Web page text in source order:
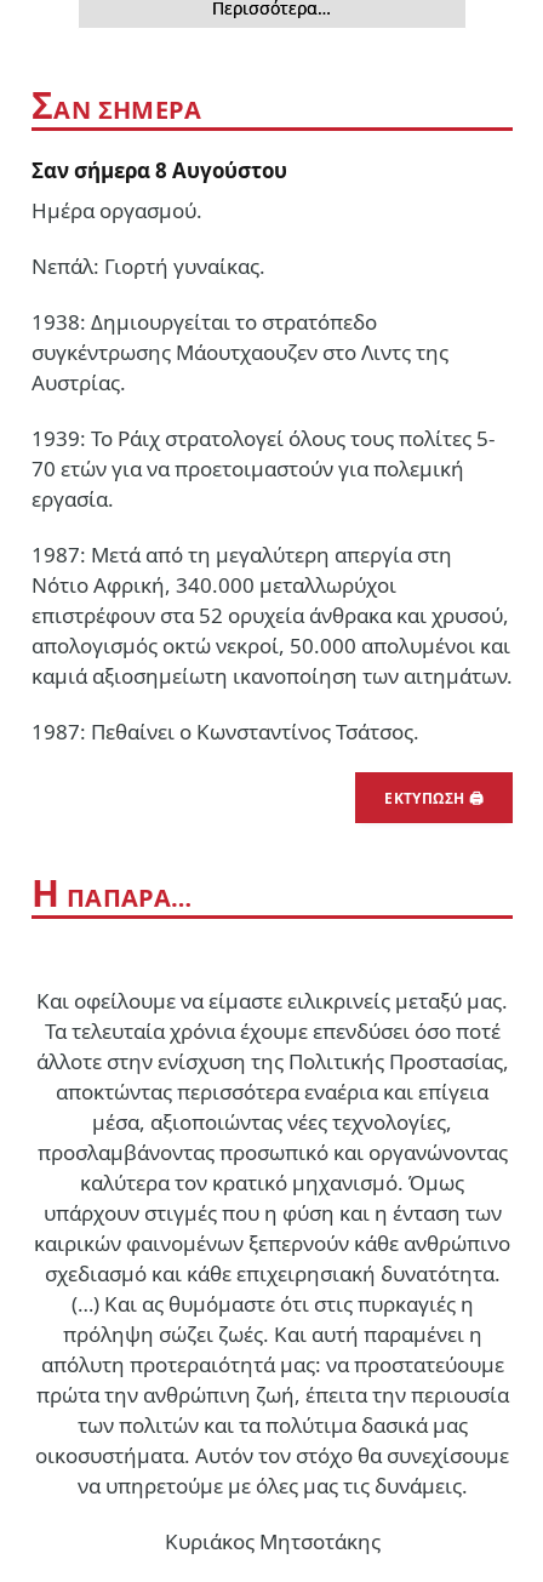
Περισσότερα…
ΣΑΝ ΣΗΜΕΡΑ
Σαν σήμερα 8 Αυγούστου
Ημέρα οργασμού.
Νεπάλ: Γιορτή γυναίκας.
1938: Δημιουργείται το στρατόπεδο
συγκέντρωσης Μάουτχαουζεν στο Λιντς της
Αυστρίας.
1939: Το Ράιχ στρατολογεί όλους τους πολίτες 5-
70 ετών για να προετοιμαστούν για πολεμική
εργασία.
1987: Μετά από τη μεγαλύτερη απεργία στη
Νότιο Αφρική, 340.000 μεταλλωρύχοι
επιστρέφουν στα 52 ορυχεία άνθρακα και χρυσού,
απολογισμός οκτώ νεκροί, 50.000 απολυμένοι και
καμιά αξιοσημείωτη ικανοποίηση των αιτημάτων.
1987: Πεθαίνει ο Κωνσταντίνος Τσάτσος.
ΕΚΤΥΠΩΣΗ 🖨
Η ΠΑΠΑΡΑ…
Και οφείλουμε να είμαστε ειλικρινείς μεταξύ μας.
Τα τελευταία χρόνια έχουμε επενδύσει όσο ποτέ
άλλοτε στην ενίσχυση της Πολιτικής Προστασίας,
αποκτώντας περισσότερα εναέρια και επίγεια
μέσα, αξιοποιώντας νέες τεχνολογίες,
προσλαμβάνοντας προσωπικό και οργανώνοντας
καλύτερα τον κρατικό μηχανισμό. Όμως
υπάρχουν στιγμές που η φύση και η ένταση των
καιρικών φαινομένων ξεπερνούν κάθε ανθρώπινο
σχεδιασμό και κάθε επιχειρησιακή δυνατότητα.
(…) Και ας θυμόμαστε ότι στις πυρκαγιές η
πρόληψη σώζει ζωές. Και αυτή παραμένει η
απόλυτη προτεραιότητά μας: να προστατεύουμε
πρώτα την ανθρώπινη ζωή, έπειτα την περιουσία
των πολιτών και τα πολύτιμα δασικά μας
οικοσυστήματα. Αυτόν τον στόχο θα συνεχίσουμε
να υπηρετούμε με όλες μας τις δυνάμεις.
Κυριάκος Μητσοτάκης